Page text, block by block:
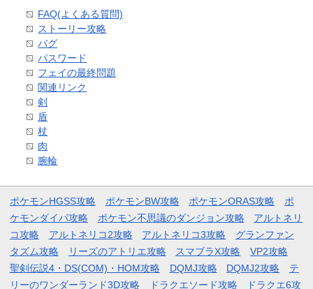
FAQ(よくある質問)
ストーリー攻略
バグ
パスワード
フェイの最終問題
関連リンク
剣
盾
杖
肉
腕輪
ポケモンHGSS攻略 ポケモンBW攻略 ポケモンORAS攻略
ポ
ケモンダイパ攻略
ポケモン不思議のダンジョン攻略
アルトネリ
コ攻略
アルトネリコ2攻略 アルトネリコ3攻略
グランファン
タズム攻略
リーズのアトリエ攻略 スマブラX攻略
VP2攻略
聖剣伝説4・DS(COM)・HOM攻略
DQMJ攻略 DQMJ2攻略
テ
リーのワンダーランド3D攻略
ドラクエソード攻略 ドラクエ6攻